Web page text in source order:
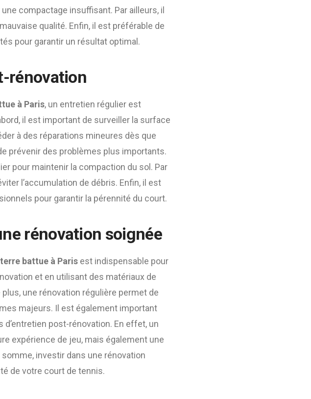
compactage insuffisant. Par ailleurs, il
qualité. Enfin, il est préférable de
pour garantir un résultat optimal.
rénovation
à Paris, un entretien régulier est
il est important de surveiller la surface
à des réparations mineures dès que
prévenir des problèmes plus importants.
pour maintenir la compaction du sol. Par
l’accumulation de débris. Enfin, il est
pour garantir la pérennité du court.
rénovation soignée
battue à Paris est indispensable pour
et en utilisant des matériaux de
une rénovation régulière permet de
majeurs. Il est également important
post-rénovation. En effet, un
expérience de jeu, mais également une
investir dans une rénovation
de votre court de tennis.